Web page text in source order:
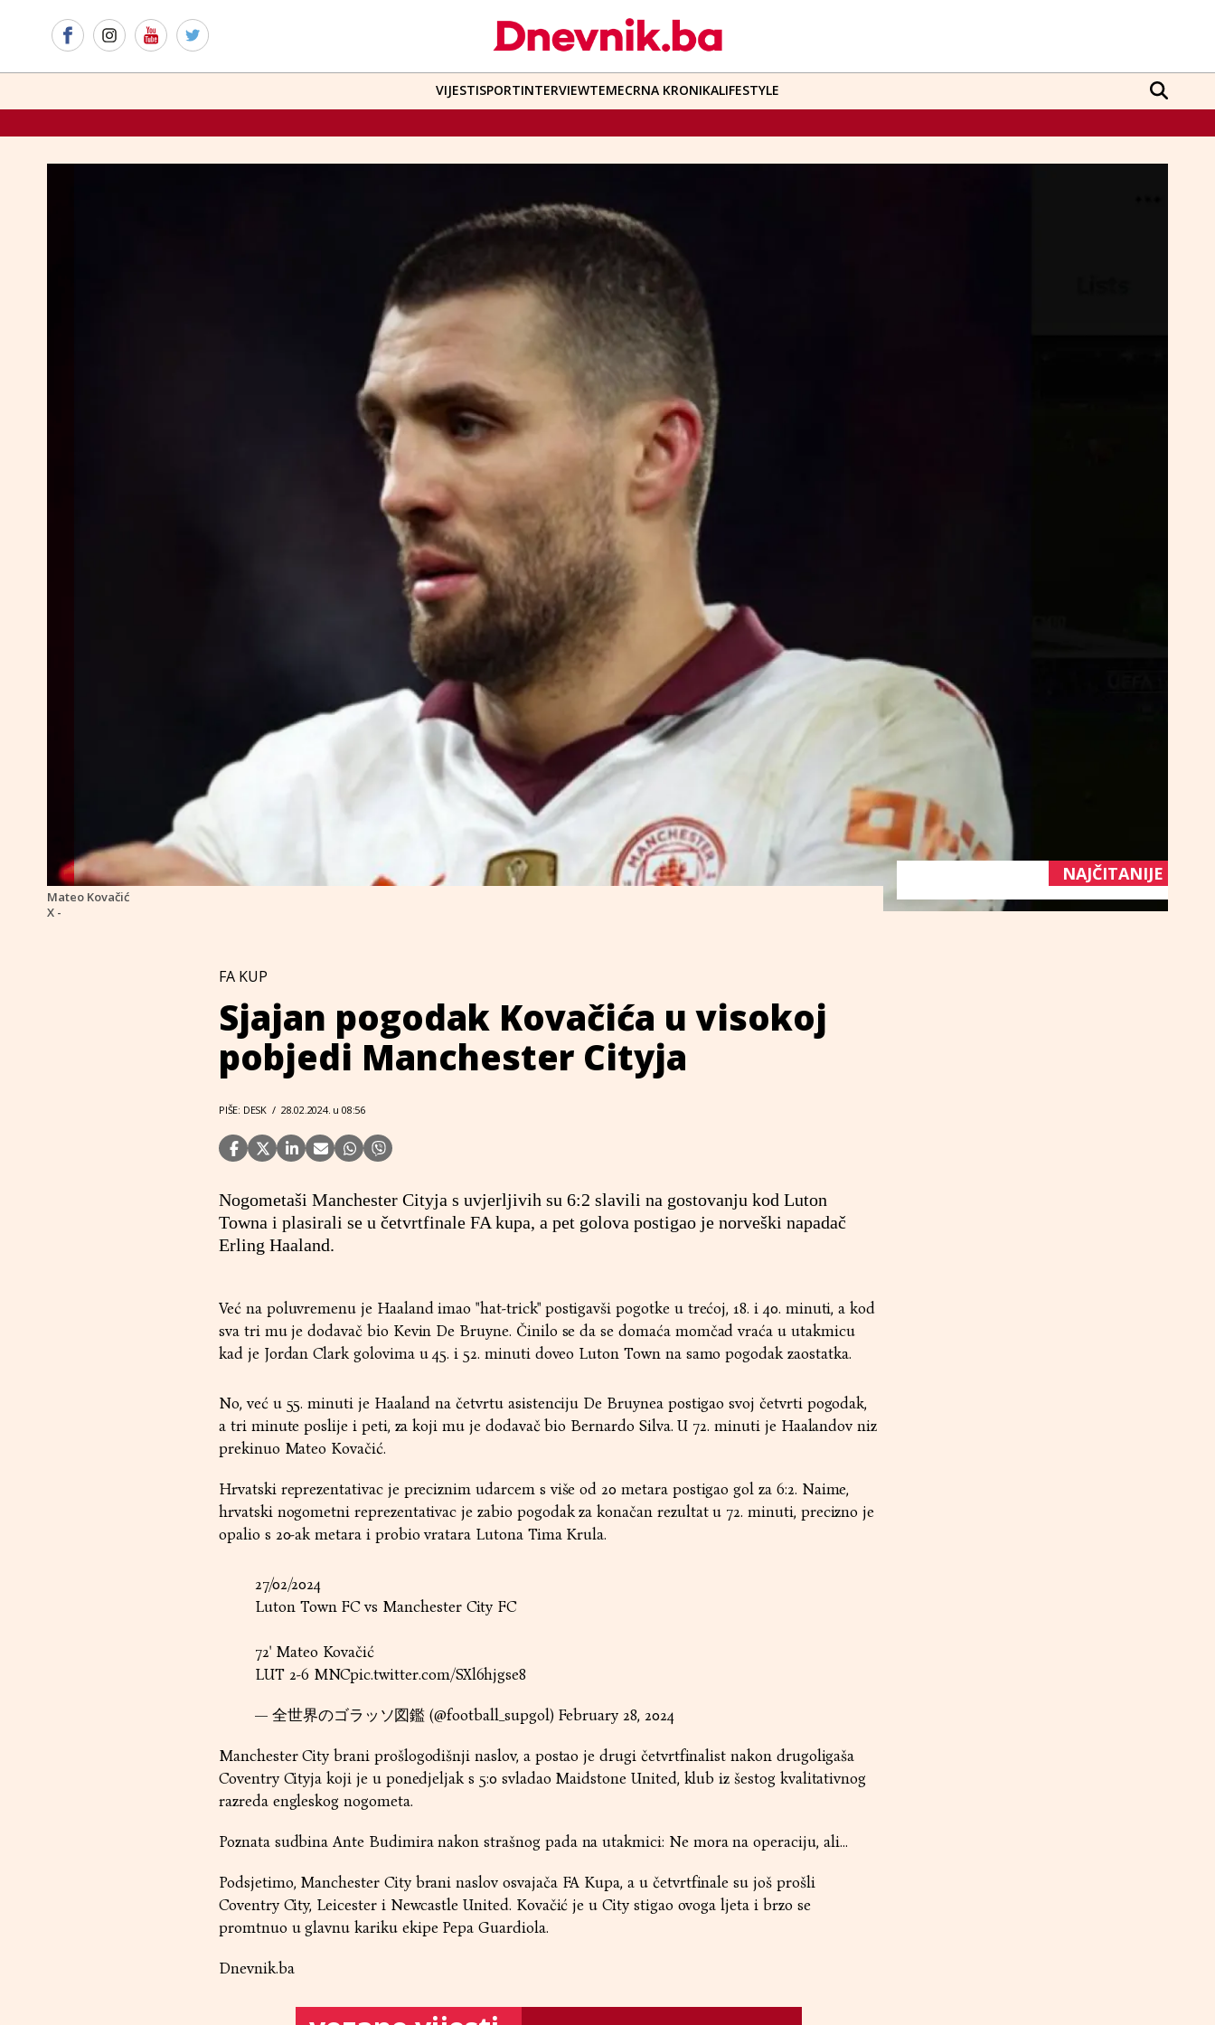
VIJESTISPORTINTERVIEWTEMECRNA KRONIKALIFESTYLE
Mateo Kovačić
X -
FA KUP
Sjajan pogodak Kovačića u visokoj
pobjedi Manchester Cityja
PIŠE: DESK / 28.02.2024. u 08:56
Nogometaši Manchester Cityja s uvjerljivih su 6:2 slavili na gostovanju kod Luton
Towna i plasirali se u četvrtfinale FA kupa, a pet golova postigao je norveški napadač
Erling Haaland.
Već na poluvremenu je Haaland imao "hat-trick" postigavši pogotke u trećoj, 18. i 40. minuti, a kod
sva tri mu je dodavač bio Kevin De Bruyne. Činilo se da se domaća momčad vraća u utakmicu
kad je Jordan Clark golovima u 45. i 52. minuti doveo Luton Town na samo pogodak zaostatka.
No, već u 55. minuti je Haaland na četvrtu asistenciju De Bruynea postigao svoj četvrti pogodak,
a tri minute poslije i peti, za koji mu je dodavač bio Bernardo Silva. U 72. minuti je Haalandov niz
prekinuo Mateo Kovačić.
Hrvatski reprezentativac je preciznim udarcem s više od 20 metara postigao gol za 6:2. Naime,
hrvatski nogometni reprezentativac je zabio pogodak za konačan rezultat u 72. minuti, precizno je
opalio s 20-ak metara i probio vratara Lutona Tima Krula.
27/02/2024
Luton Town FC vs Manchester City FC
72' Mateo Kovačić
LUT 2-6 MNCpic.twitter.com/SXl6hjgse8
— 全世界のゴラッソ図鑑 (@football_supgol) February 28, 2024
Manchester City brani prošlogodišnji naslov, a postao je drugi četvrtfinalist nakon drugoligaša
Coventry Cityja koji je u ponedjeljak s 5:0 svladao Maidstone United, klub iz šestog kvalitativnog
razreda engleskog nogometa.
Poznata sudbina Ante Budimira nakon strašnog pada na utakmici: Ne mora na operaciju, ali...
Podsjetimo, Manchester City brani naslov osvajača FA Kupa, a u četvrtfinale su još prošli
Coventry City, Leicester i Newcastle United. Kovačić je u City stigao ovoga ljeta i brzo se
promtnuo u glavnu kariku ekipe Pepa Guardiola.
Dnevnik.ba
NAJČITANIJE